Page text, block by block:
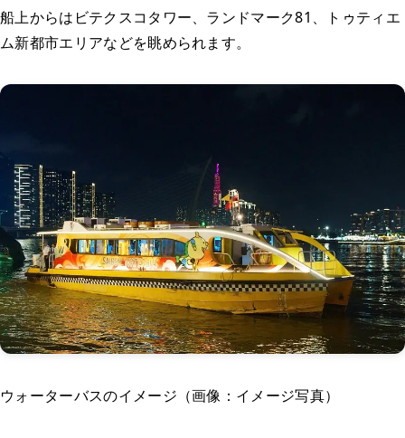
船上からはビテクスコタワー、ランドマーク81、トゥティエ
ム新都市エリアなどを眺められます。
ウォーターバスのイメージ（画像：イメージ写真）